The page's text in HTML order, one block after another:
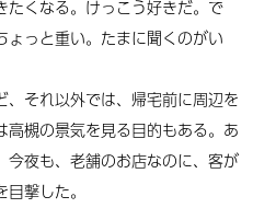
たくなる。けっこう好きだ。で
ょっと重い。たまに聞くのがい
それ以外では、帰宅前に周辺を
槻の景気を見る目的もある。あ
今夜も、老舗のお店なのに、客が
撃した。